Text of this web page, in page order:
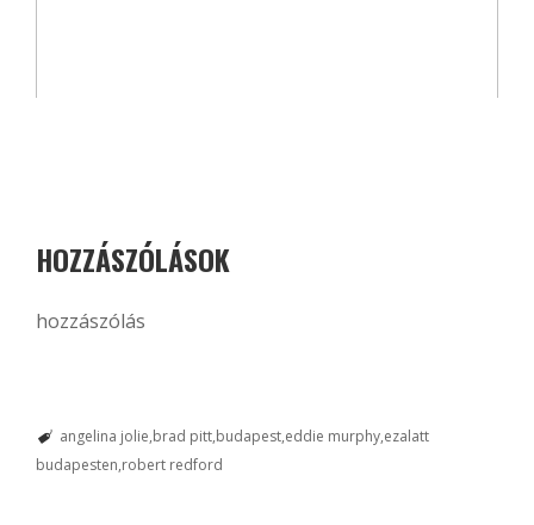
HOZZÁSZÓLÁSOK
hozzászólás
angelina jolie brad pitt budapest eddie murphy ezalatt
budapesten robert redford